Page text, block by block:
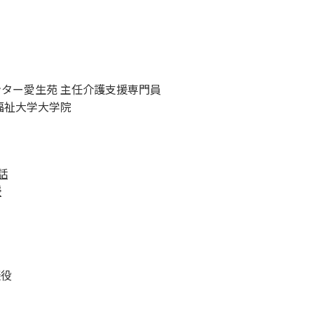
ー愛生苑 主任介護支援専門員
大学大学院